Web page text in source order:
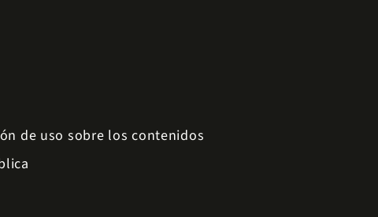
de uso sobre los contenidos